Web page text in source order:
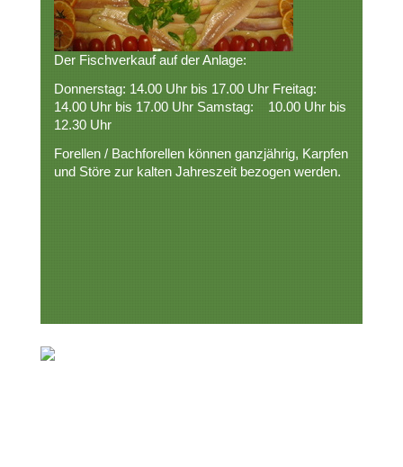
Der Fischverkauf auf der Anlage:
Donnerstag: 14.00 Uhr bis 17.00 Uhr Freitag:
14.00 Uhr bis 17.00 Uhr Samstag: 10.00 Uhr bis
12.30 Uhr
Forellen / Bachforellen können ganzjährig, Karpfen
und Störe zur kalten Jahreszeit bezogen werden.